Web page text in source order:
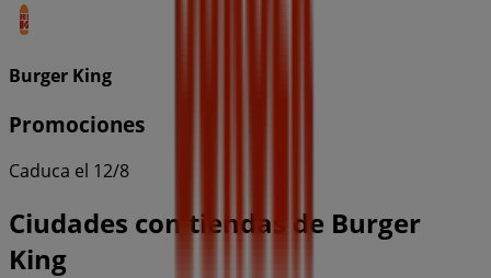
Burger King
Promociones
Caduca el 12/8
Ciudades con tiendas de Burger
King